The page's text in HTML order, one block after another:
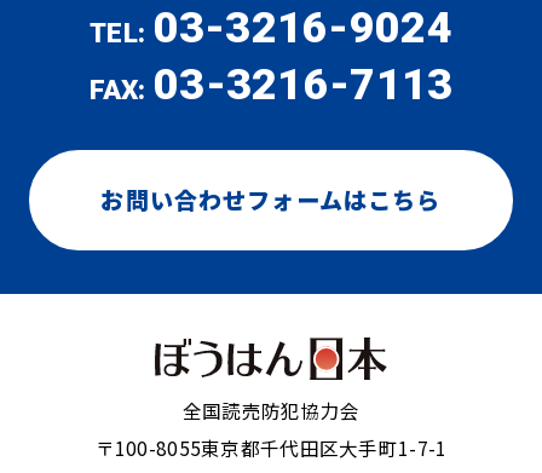
TEL: 03-3216-9024
FAX: 03-3216-7113
お問い合わせフォームはこちら
全国読売防犯協力会
〒100-8055東京都千代田区大手町1-7-1